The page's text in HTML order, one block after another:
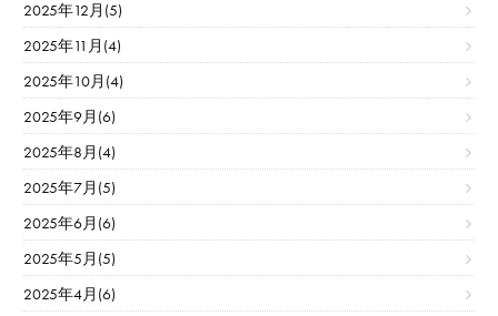
2025年12月(5)
2025年11月(4)
2025年10月(4)
2025年9月(6)
2025年8月(4)
2025年7月(5)
2025年6月(6)
2025年5月(5)
2025年4月(6)